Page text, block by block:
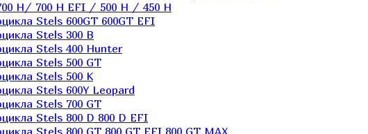
H/ 700 H EFI / 500 H / 450 H
Stels 600GT 600GT EFI
Stels 300 B
Stels 400 Hunter
Stels 500 GT
Stels 500 K
Stels 600Y Leopard
Stels 700 GT
Stels 800 D 800 D EFI
Stels 800 GT 800 GT EFI 800 GT MAX